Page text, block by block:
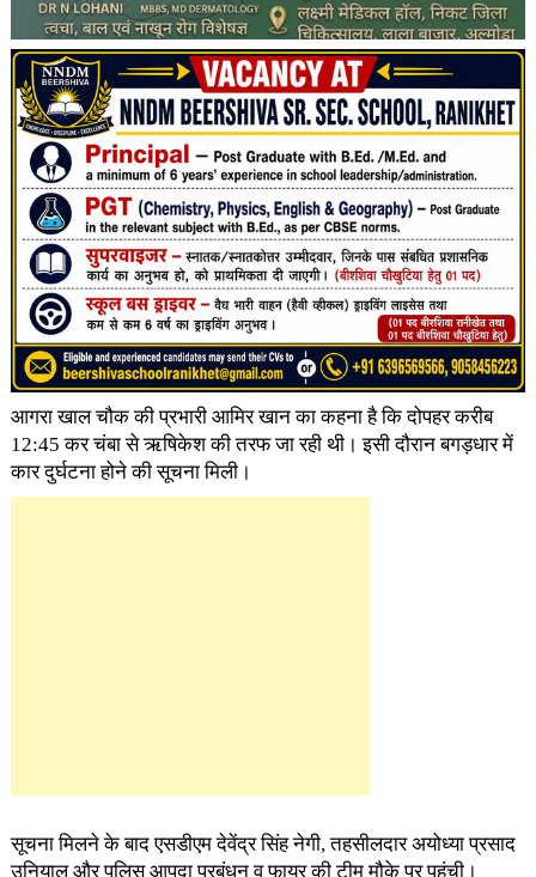
आगरा खाल चौक की प्रभारी आमिर खान का कहना है कि दोपहर करीब
12:45 कर चंबा से ऋषिकेश की तरफ जा रही थी। इसी दौरान बगड़धार में
कार दुर्घटना होने की सूचना मिली।
सूचना मिलने के बाद एसडीएम देवेंद्र सिंह नेगी, तहसीलदार अयोध्या प्रसाद
उनियाल और पुलिस आपदा प्रबंधन व फायर की टीम मौके पर पहुंची।